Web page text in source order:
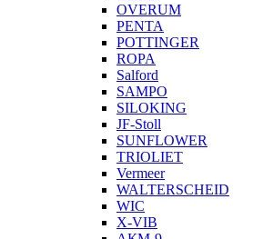
OVERUM
PENTA
POTTINGER
ROPA
Salford
SAMPO
SILOKING
JF-Stoll
SUNFLOWER
TRIOLIET
Vermeer
WALTERSCHEID
WIC
X-VIB